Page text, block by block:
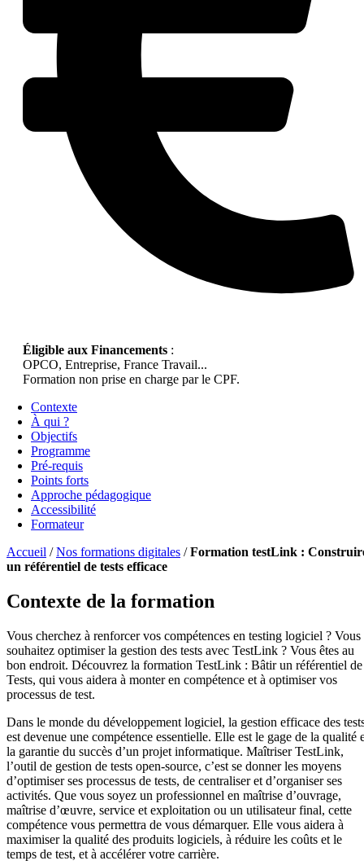
Éligible aux Financements :
OPCO, Entreprise, France Travail...
Formation non prise en charge par le CPF.
Contexte
À qui ?
Objectifs
Programme
Pré-requis
Points forts
Approche pédagogique
Accessibilité
Formateur
Accueil /Nos formations digitales /Formation testLink :
un référentiel de tests efficace
Contexte de la formation
Vous cherchez à renforcer vos compétences en testing logiciel ? Vous
souhaitez optimiser la gestion des tests avec TestLink ? Vous êtes au
bon endroit. Découvrez la formation TestLink : Bâtir un référentiel de
Tests, qui vous aidera à monter en compétence et à optimiser vos
processus de test.
Dans le monde du développement logiciel, la gestion efficace des
est devenue une compétence essentielle. Elle est le gage de la qualité
la garantie du succès d’un projet informatique. Maîtriser TestLink,
l’outil de gestion de tests open-source, c’est se donner les moyens
d’optimiser ses processus de tests, de centraliser et d’organiser ses
activités. Que vous soyez un professionnel en maîtrise d’ouvrage,
maîtrise d’œuvre, service et exploitation ou un utilisateur final, cette
compétence vous permettra de vous démarquer. Elle vous aidera à
maximiser la qualité des produits logiciels, à réduire les coûts et le
temps de test, et à accélérer votre carrière.